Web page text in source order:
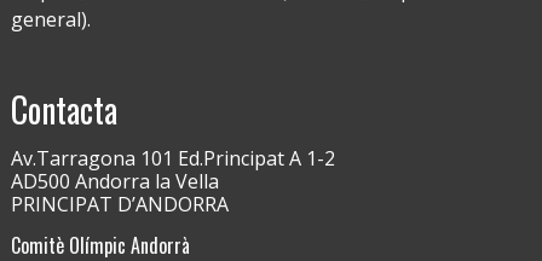
general).
Contacta
Av.Tarragona 101 Ed.Principat A 1-2
AD500 Andorra la Vella
PRINCIPAT D’ANDORRA
Comitè Olímpic Andorrà